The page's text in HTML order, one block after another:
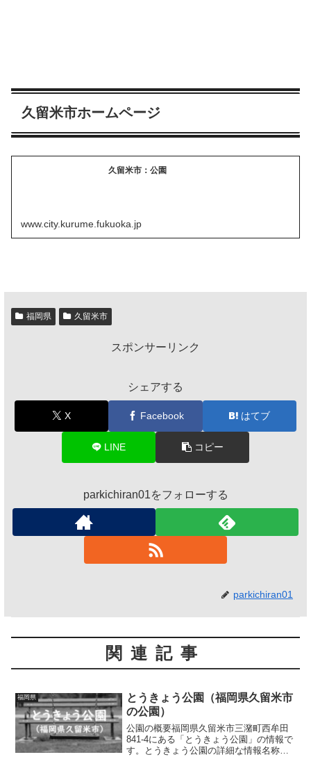
久留米市ホームページ
久留米市：公園
www.city.kurume.fukuoka.jp
福岡県 久留米市
スポンサーリンク
シェアする
X Facebook はてブ
LINE コピー
parkichiran01をフォローする
parkichiran01
関連記事
福岡県
とうきょう公園（福岡県久留米市
の公園）
公園の概要福岡県久留米市三潴町西牟田
841-4にある「とうきょう公園」の情報で
す。とうきょう公園の詳細な情報名称と